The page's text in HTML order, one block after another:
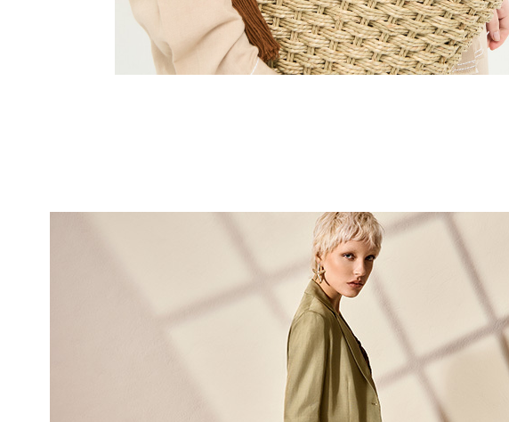
sul tuo primo acquisto!
Entra nella Community di Camomilla Italia
ai nostri consigli e offerte riservate.